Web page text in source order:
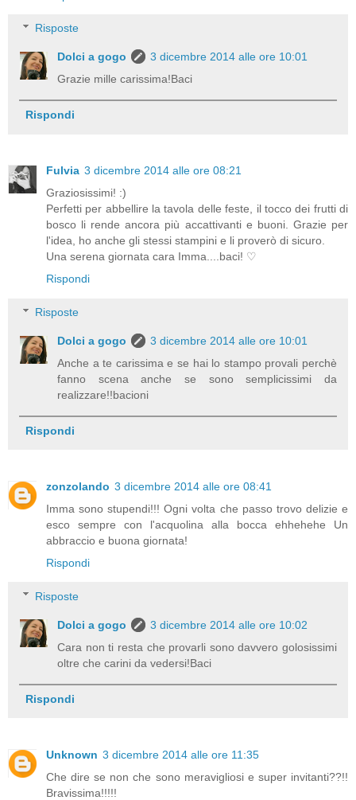
Risposte
Dolci a gogo
3 dicembre 2014 alle ore 10:01
Grazie mille carissima!Baci
Rispondi
Fulvia 3 dicembre 2014 alle ore 08:21
Graziosissimi! :)
Perfetti per abbellire la tavola delle feste, il tocco dei frutti di
bosco li rende ancora più accattivanti e buoni. Grazie per
l'idea, ho anche gli stessi stampini e li proverò di sicuro.
Una serena giornata cara Imma....baci! ♡
Rispondi
Risposte
Dolci a gogo
3 dicembre 2014 alle ore 10:01
Anche a te carissima e se hai lo stampo provali perchè
fanno scena anche se sono semplicissimi da
realizzare!!bacioni
Rispondi
zonzolando 3 dicembre 2014 alle ore 08:41
Imma sono stupendi!!! Ogni volta che passo trovo delizie e
esco sempre con l'acquolina alla bocca ehhehehe Un
abbraccio e buona giornata!
Rispondi
Risposte
Dolci a gogo
3 dicembre 2014 alle ore 10:02
Cara non ti resta che provarli sono davvero golosissimi
oltre che carini da vedersi!Baci
Rispondi
Unknown 3 dicembre 2014 alle ore 11:35
Che dire se non che sono meravigliosi e super invitanti??!!
Bravissima!!!!!